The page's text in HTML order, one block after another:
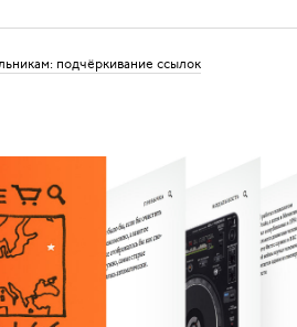
подчёркивание ссылок